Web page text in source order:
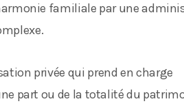
familiale par une
privée qui prend en charge
part ou de la totalité du